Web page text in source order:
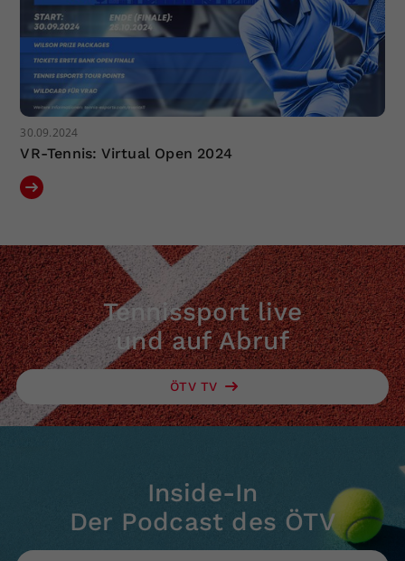
30.09.2024
VR-Tennis: Virtual Open 2024
Tennissport live
und auf Abruf
ÖTV TV
Inside-In
Der Podcast des ÖTV